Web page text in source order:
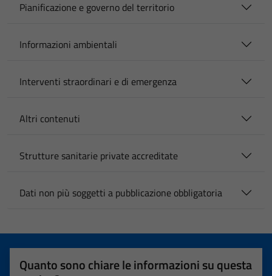
Pianificazione e governo del territorio
Informazioni ambientali
Interventi straordinari e di emergenza
Altri contenuti
Strutture sanitarie private accreditate
Dati non più soggetti a pubblicazione obbligatoria
Quanto sono chiare le informazioni su questa